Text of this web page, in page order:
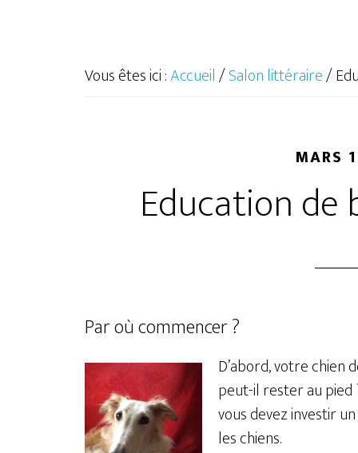
Vous êtes ici :Accueil/Salon littéraire/
MARS
Education de
Par où commencer ?
D’abord, votre chien
peut-il rester au pied
vous devez investir
les chiens.